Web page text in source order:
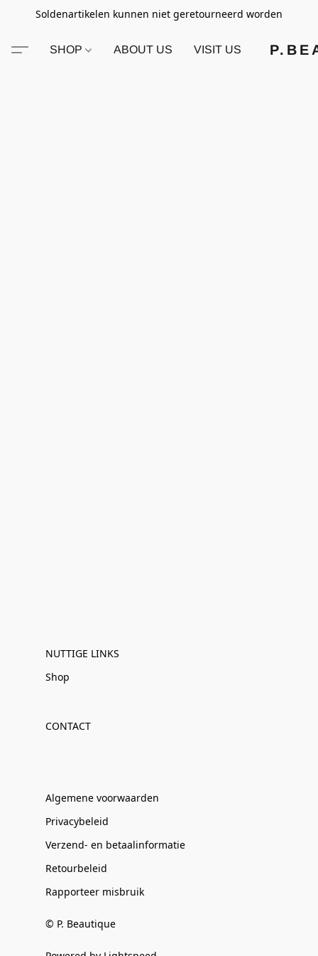
Soldenartikelen kunnen niet geretourneerd worden
SHOP ABOUT US VISIT US
NUTTIGE LINKS
Shop
CONTACT
Algemene voorwaarden
Privacybeleid
Verzend- en betaalinformatie
Retourbeleid
Rapporteer misbruik
© P. Beautique